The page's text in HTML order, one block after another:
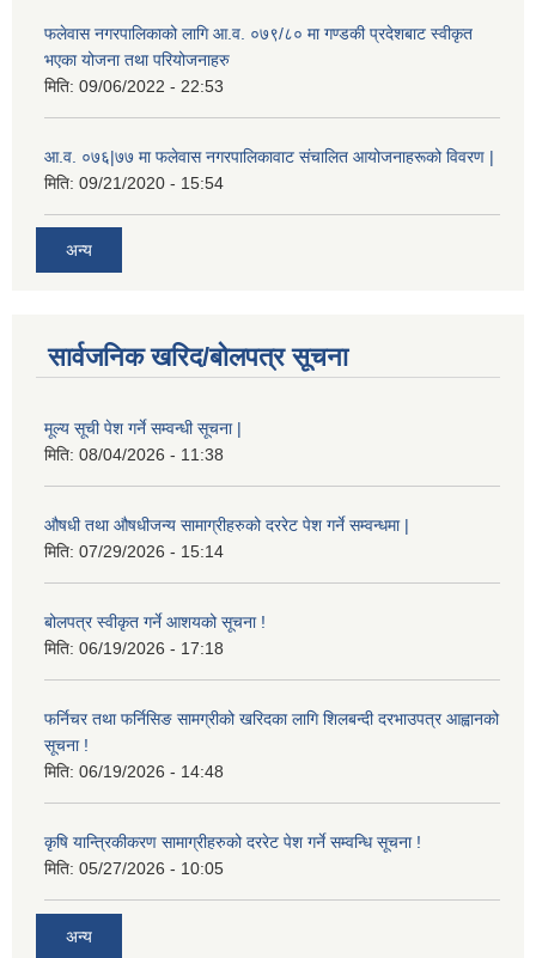
फलेवास नगरपालिकाको लागि आ.व. ०७९/८० मा गण्डकी प्रदेशबाट स्वीकृत
भएका योजना तथा परियोजनाहरु
मिति: 09/06/2022 - 22:53
आ.व. ०७६|७७ मा फलेवास नगरपालिकावाट संचालित आयोजनाहरूको विवरण |
मिति: 09/21/2020 - 15:54
अन्य
सार्वजनिक खरिद/बोलपत्र सूचना
मूल्य सूची पेश गर्ने सम्वन्धी सूचना |
मिति: 08/04/2026 - 11:38
औषधी तथा औषधीजन्य सामाग्रीहरुको दररेट पेश गर्ने सम्वन्धमा |
मिति: 07/29/2026 - 15:14
बोलपत्र स्वीकृत गर्ने आशयको सूचना !
मिति: 06/19/2026 - 17:18
फर्निचर तथा फर्निसिङ सामग्रीको खरिदका लागि शिलबन्दी दरभाउपत्र आह्वानको
सूचना !
मिति: 06/19/2026 - 14:48
कृषि यान्त्रिकीकरण सामाग्रीहरुको दररेट पेश गर्ने सम्वन्धि सूचना !
मिति: 05/27/2026 - 10:05
अन्य